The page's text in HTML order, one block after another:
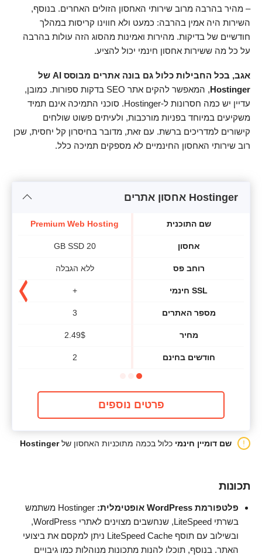
– מהיר בהרבה מרוב שירותי האחסון הזולים האחרים. בנוסף,
השירות היה אמין בהרבה: כמעט ולא חווינו קריסות במהלך
חודשיים של בדיקות. מהירות ואמינות מהסוג הזה עולות בהרבה
על כל מה ששירות אחסון חינמי יכול להציע.
אגב, בכל החבילות כלול גם בונה אתרים מבוסס AI של
Hostinger
, המאפשר להקים אתר SEO בדקות ספורות. כמובן,
עדיין יש כמה חסרונות ל-Hostinger. סוכני התמיכה אינם תמיד
משקיעים במיוחד בפניות מורכבות, ולעיתים פשוט שולחים
קישורים למדריכים ברשת. עם זאת, מדובר בחיסרון קל יחסית, שכן
רוב שירותי האחסון החינמיים לא מספקים תמיכה כלל.
Hostinger אחסון אתרים
שם התוכנית
אחסון
רוחב פס
SSL חינמי
מספר האתרים
מחיר
חודשים בחינם
Premium Web Hosting
20 GB SSD
ללא הגבלה
+
3
$
2.49
2
פרטים נוספים
שם דומיין חינמי כלול בכמה מתוכניות האחסון שלHostinger
תכונות
פלטפורמת WordPress אופטימלית:
Hostinger משתמש
בשרתי LiteSpeed, שנחשבים מצוינים לאתרי WordPress,
ובשילוב עם תוסף LiteSpeed Cache ניתן למקסם את ביצועי
האתר. בנוסף, תוכלו להנות מתכונות מנוהלות כמו גיבויים